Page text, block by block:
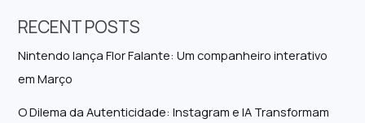
RECENT POSTS
Nintendo lança Flor Falante: Um companheiro interativo
em Março
O Dilema da Autenticidade: Instagram e IA Transformam